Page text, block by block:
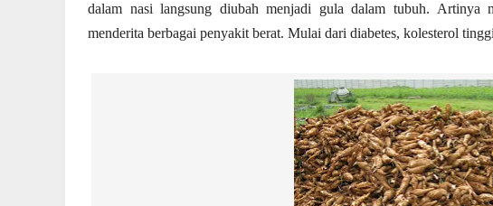
dalam nasi langsung diubah menjadi gula dalam tubuh. Artinya
menderita berbagai penyakit berat. Mulai dari diabetes, kolesterol